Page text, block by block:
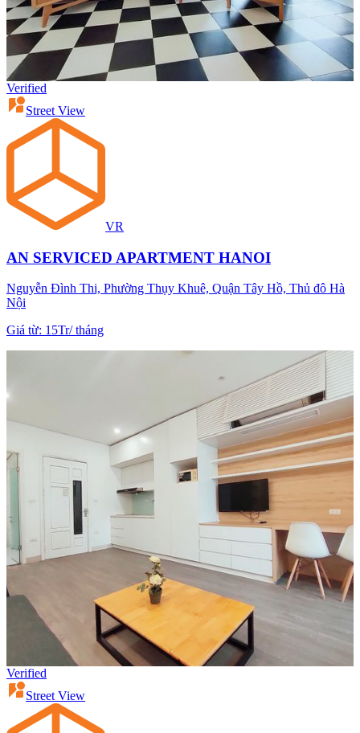
Verified
Street View
VR
AN SERVICED APARTMENT HANOI
Nguyễn Đình Thi, Phường Thụy Khuê, Quận Tây Hồ, Thủ đô Hà
Nội
Giá từ: 15Tr/tháng
Verified
Street View